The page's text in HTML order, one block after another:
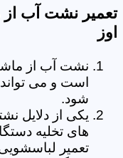
تعمیر نشت آب از
اوز
نشت آب از
است و می
شود.
یکی از دلایل
های تخلیه
تعمیر